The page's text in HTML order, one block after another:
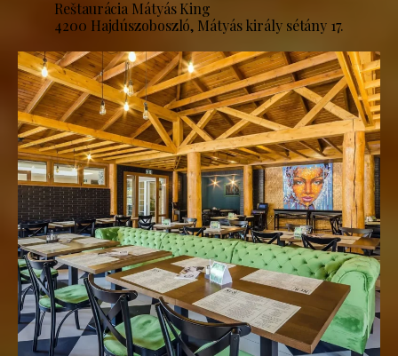
Reštaurácia Mátyás King
4200 Hajdúszoboszló, Mátyás király sétány 17.